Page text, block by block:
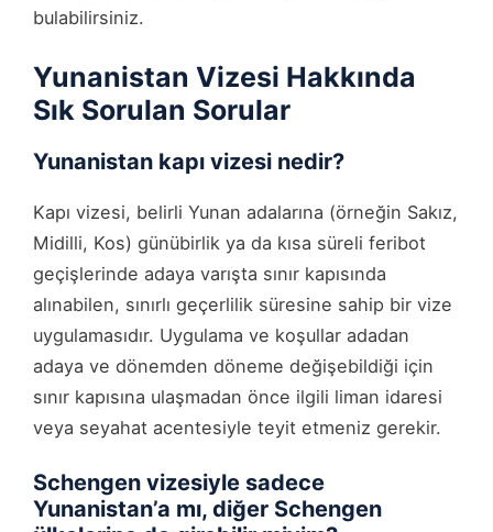
bulabilirsiniz.
Yunanistan Vizesi Hakkında
Sık Sorulan Sorular
Yunanistan kapı vizesi nedir?
Kapı vizesi, belirli Yunan adalarına (örneğin Sakız,
Midilli, Kos) günübirlik ya da kısa süreli feribot
geçişlerinde adaya varışta sınır kapısında
alınabilen, sınırlı geçerlilik süresine sahip bir vize
uygulamasıdır. Uygulama ve koşullar adadan
adaya ve dönemden döneme değişebildiği için
sınır kapısına ulaşmadan önce ilgili liman idaresi
veya seyahat acentesiyle teyit etmeniz gerekir.
Schengen vizesiyle sadece
Yunanistan’a mı, diğer Schengen